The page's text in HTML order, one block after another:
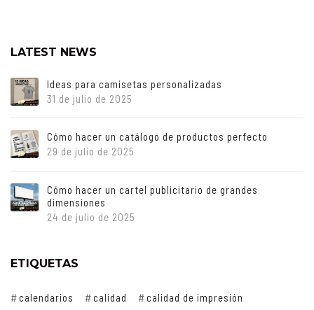
LATEST NEWS
Ideas para camisetas personalizadas
31 de julio de 2025
Cómo hacer un catálogo de productos perfecto
29 de julio de 2025
Cómo hacer un cartel publicitario de grandes
dimensiones
24 de julio de 2025
ETIQUETAS
calendarios calidad
calidad de impresión